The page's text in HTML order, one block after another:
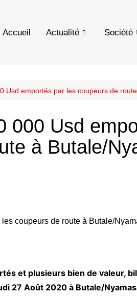
Accueil Actualité Société
Usd emportés par les coupeurs de
000 Usd
à Butale/
et plusieurs bien de valeur,
27 Août 2020 à Butale/